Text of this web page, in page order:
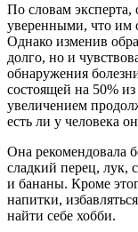
По словам эксперта,
уверенными, что им
Однако изменив
долго, но и
обнаружения
состоящей на 50%
увеличением
есть ли у человека
Она рекомендовала
сладкий перец, лук,
и бананы. Кроме
напитки,
найти себе хобби.